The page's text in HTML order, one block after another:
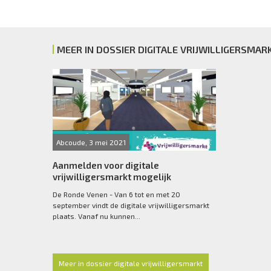
MEER IN DOSSIER DIGITALE
Abcoude, 3 mei 2021
Aanmelden voor digitale
vrijwilligersmarkt mogelijk
De Ronde Venen - Van 6 tot en met 20
september vindt de digitale vrijwilligersmarkt
plaats. Vanaf nu kunnen...
Meer in dossier digitale vrijwilligersmarkt